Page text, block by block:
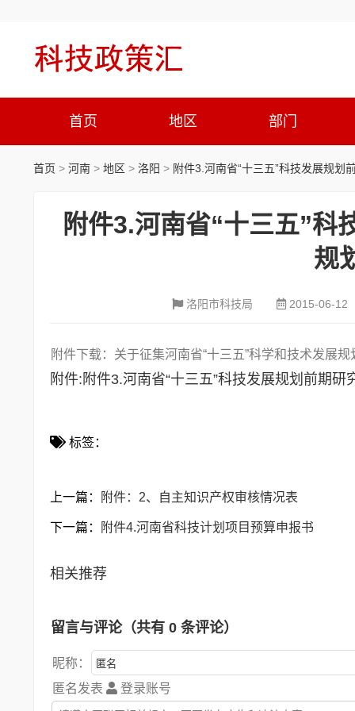
首页 地区 部门
首页 > 河南 > 地区 > 洛阳 > 附件3.河南省“十三五”科技发展规划
附件3.河南省“十三五”科
规
洛阳市科技局 2015-06-12
附件下载：关于征集河南省“十三五”科学和技术发展
附件: 附件3.河南省“十三五”科技发展规划前期
标签：
上一篇： 附件：2、自主知识产权审核情况表
下一篇： 附件4.河南省科技计划项目预算申报书
相关推荐
留言与评论（共有 0 条评论）
昵称：
匿名发表
登录账号